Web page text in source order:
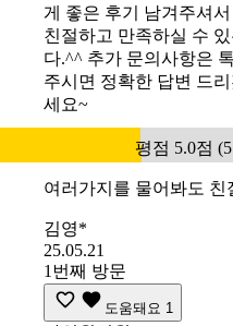
게 좋은 후기 남겨주셔
친절하고 만족하실 수
다.^^ 추가 문의사항은
주시면 정확한 답변 드
세요~
평점 5.0점
여러가지를 물어봐도
김영*
25.05.21
1번째 방문
도움돼요 1